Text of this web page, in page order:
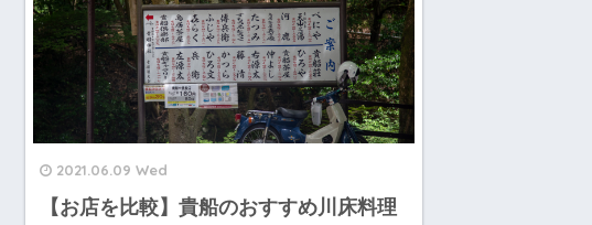
2021.06.09 Wed
【お店を比較】貴船のおすすめ川床料理